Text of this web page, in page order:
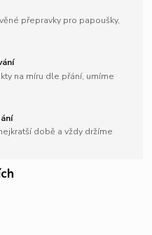
přepravky pro papoušky,
na míru dle přání, umíme
době a vždy držíme